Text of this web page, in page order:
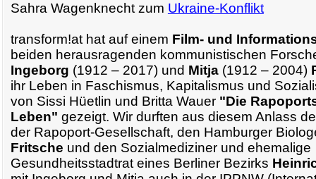
Sahra Wagenknecht zum Ukraine-Konflikt
transform!at hat auf einem Film- und
beiden herausragenden kommunistischen
Ingeborg (1912 – 2017) und Mitja(1912 – 2004)
ihr Leben in Faschismus, Kapitalismus und
von Sissi Hüetlin und Britta Wauer "Die
Leben" gezeigt. Wir durften aus diesem Anlass
der Rapoport-Gesellschaft, den Hamburger
Fritsche und den Sozialmediziner und ehemalige
Gesundheitsstadtrat eines Berliner Bezirks